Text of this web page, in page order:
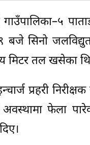
बजे सिनो
मिटर तल खसेका
प्रहरी
फेला